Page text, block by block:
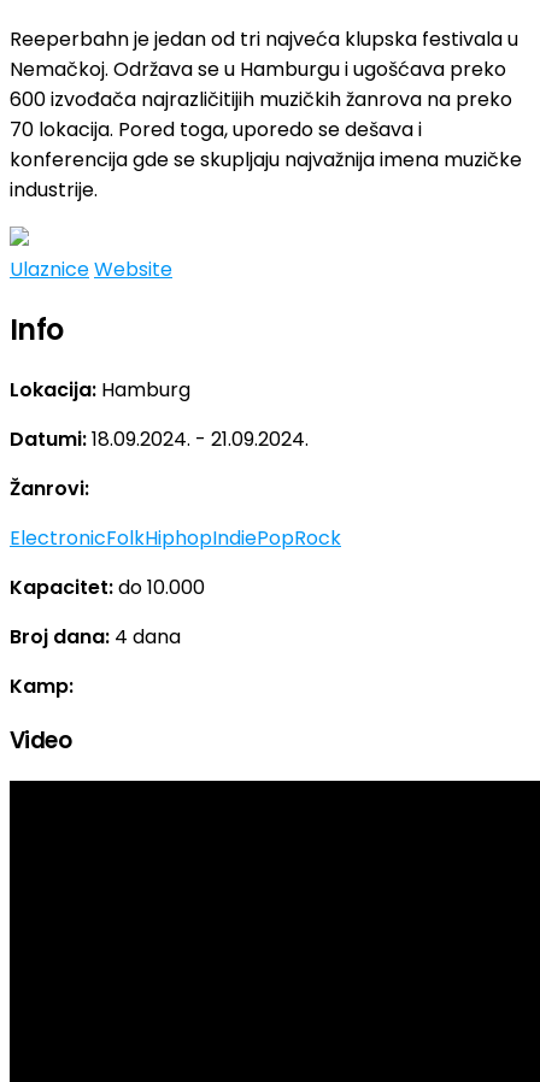
Reeperbahn je jedan od tri najveća klupska festivala u
Nemačkoj. Održava se u Hamburgu i ugošćava preko
600 izvođača najrazličitijih muzičkih žanrova na preko
70 lokacija. Pored toga, uporedo se dešava i
konferencija gde se skupljaju najvažnija imena muzičke
industrije.
UlazniceWebsite
Info
Lokacija: Hamburg
Datumi:18.09.2024. - 21.09.2024.
Žanrovi:
ElectronicFolkHiphopIndiePopRock
Kapacitet:do 10.000
Broj dana: 4 dana
Kamp:
Video